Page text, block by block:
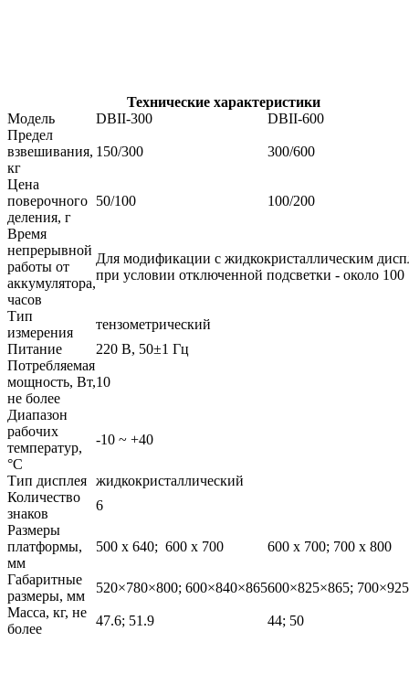
Технические характеристики
Модель
DBII-300
DBII-600
Предел
взвешивания,
кг
150/300 300/600
Цена
поверочного
деления, г
50/100 100/200
Время
непрерывной
работы от
аккумулятора,
часов
Для модификации с жидкокристаллическим
при условии отключенной подсветки - около 100
Тип
измерения
тензометрический
Питание
220 В, 50±1 Гц
Потребляемая
мощность, Вт,
не более
10
Диапазон
рабочих
температур,
°C
-10 ~ +40
Тип дисплея жидкокристаллический
Количество
знаков
6
Размеры
платформы,
мм
500 х 640; 600 х 700 600 х 700; 700 х 800
Габаритные
размеры, мм
520×780×800; 600×840×865600×825×865;
Масса, кг, не
более
47.6; 51.9 44; 50